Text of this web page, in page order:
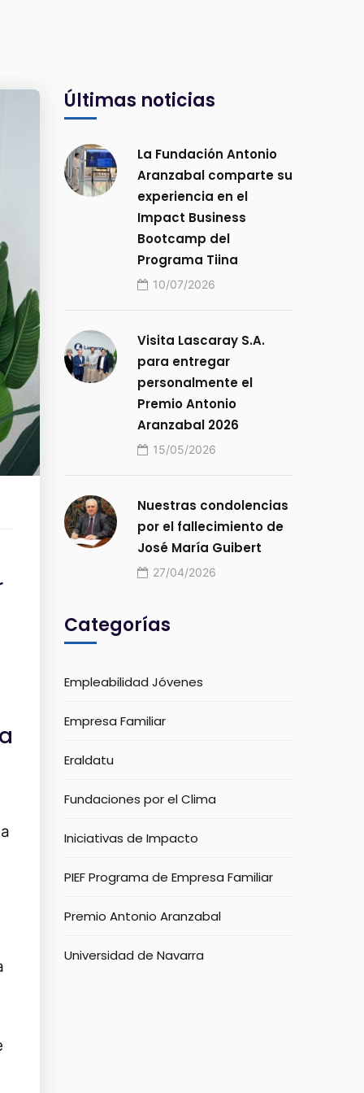
Últimas noticias
La Fundación Antonio
Aranzabal comparte su
experiencia en el
Impact Business
Bootcamp del
Programa Tiina
10/07/2026
Visita Lascaray S.A.
para entregar
personalmente el
Premio Antonio
Aranzabal 2026
15/05/2026
Nuestras condolencias
por el fallecimiento de
José María Guibert
27/04/2026
Categorías
Empleabilidad Jóvenes
Empresa Familiar
Eraldatu
Fundaciones por el Clima
Iniciativas de Impacto
PIEF Programa de Empresa Familiar
Premio Antonio Aranzabal
Universidad de Navarra